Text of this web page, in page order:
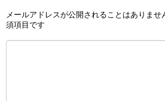
メールアドレスが公開されることはありませ
須項目です